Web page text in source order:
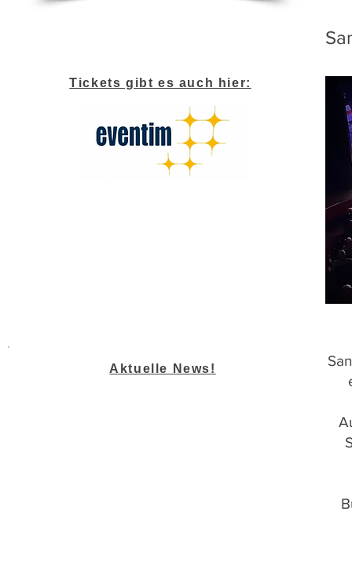
Tickets gibt es auch hier:
Aktuelle News!